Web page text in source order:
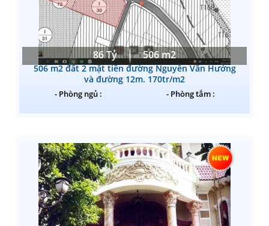
86 Tỷ 506 m2
506 m2 đất 2 mặt tiền đường Nguyễn Văn Hưởng
và đường 12m. 170tr/m2
- Phòng ngủ : - Phòng tắm :